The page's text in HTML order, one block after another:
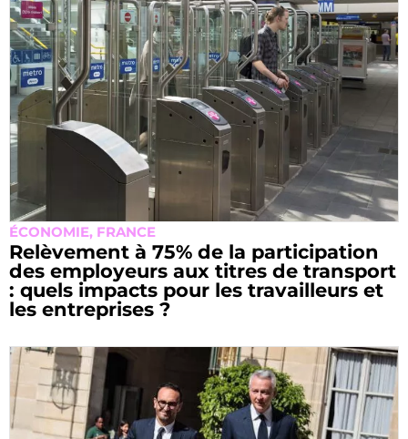
ÉCONOMIE, FRANCE
Relèvement à 75% de la participation
des employeurs aux titres de transport
: quels impacts pour les travailleurs et
les entreprises ?